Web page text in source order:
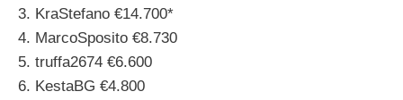
3. KraStefano €14.700*
4. MarcoSposito €8.730
5. truffa2674 €6.600
6. KestaBG €4.800